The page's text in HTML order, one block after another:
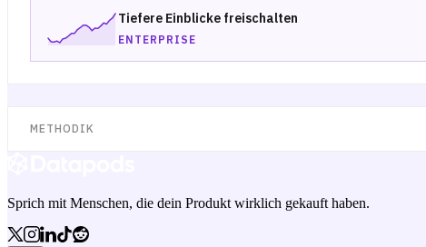
Tiefere Einblicke freischalten
ENTERPRISE
METHODIK
Sprich mit Menschen, die dein Produkt wirklich gekauft haben.